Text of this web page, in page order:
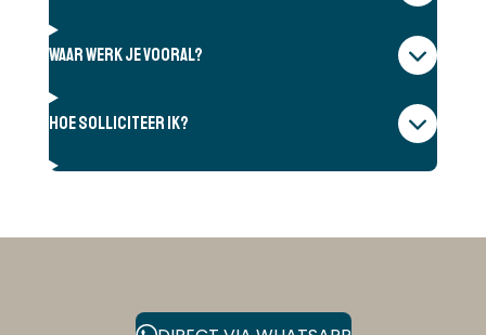
Waar werk je vooral?
Hoe solliciteer ik?